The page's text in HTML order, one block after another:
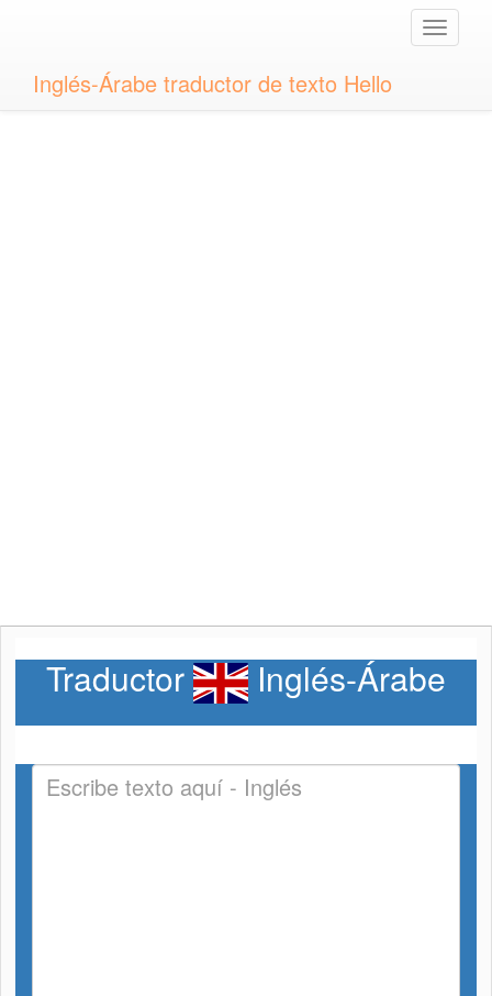
Toggle
Inglés-Árabe traductor de texto Hello
Traductor Inglés-Árabe